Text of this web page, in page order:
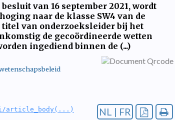
van 16 september 2021, wordt
naar de klasse SW4 van de
van onderzoeksleider bij het
de gecoördineerde wetten
ingediend binnen de (...)
article_body(...) NL | FR